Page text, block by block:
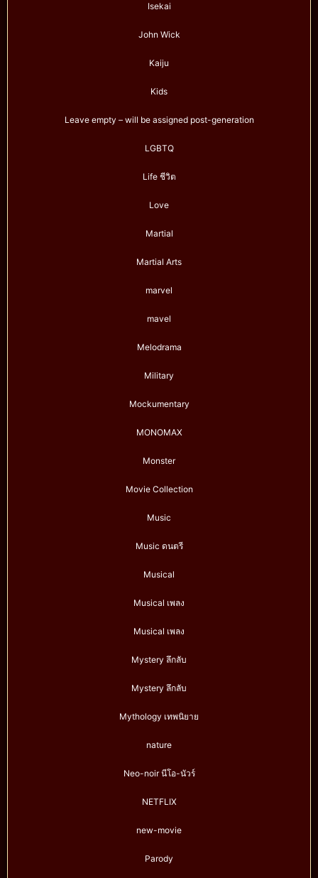
Isekai
John Wick
Kaiju
Kids
Leave empty – will be assigned post-generation
LGBTQ
Life ชีวิต
Love
Martial
Martial Arts
marvel
mavel
Melodrama
Military
Mockumentary
MONOMAX
Monster
Movie Collection
Music
Music ดนตรี
Musical
Musical เพลง
Musical เพลง
Mystery ลึกลับ
Mystery ลึกลับ
Mythology เทพนิยาย
nature
Neo-noir นีโอ-นัวร์
NETFLIX
new-movie
Parody